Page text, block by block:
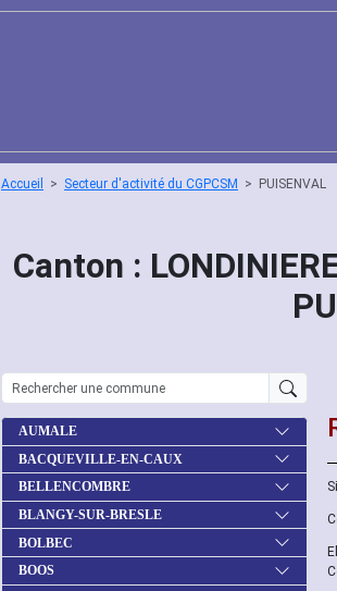
Accueil Secteur d'activité du CGPCSM PUISENVAL
Canton :
AUMALE
BACQUEVILLE-EN-CAUX
BELLENCOMBRE
BLANGY-SUR-BRESLE
BOLBEC
BOOS